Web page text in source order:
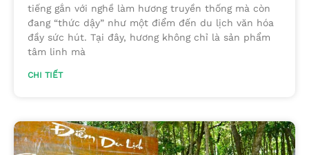
tiếng gắn với nghề làm hương truyền thống mà còn
đang “thức dậy” như một điểm đến du lịch văn hóa
đầy sức hút. Tại đây, hương không chỉ là sản phẩm
tâm linh mà
CHI TIẾT